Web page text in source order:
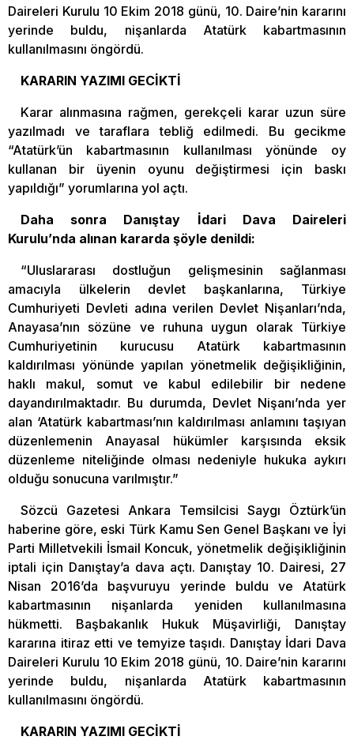
Daireleri Kurulu 10 Ekim 2018 günü, 10. Daire’nin kararını
yerinde buldu, nişanlarda Atatürk kabartmasının
kullanılmasını öngördü.
KARARIN YAZIMI GECİKTİ
Karar alınmasına rağmen, gerekçeli karar uzun süre
yazılmadı ve taraflara tebliğ edilmedi. Bu gecikme
“Atatürk’ün kabartmasının kullanılması yönünde oy
kullanan bir üyenin oyunu değiştirmesi için baskı
yapıldığı” yorumlarına yol açtı.
​Daha sonra Danıştay İdari Dava Daireleri
Kurulu’nda alınan kararda şöyle denildi:
“Uluslararası dostluğun gelişmesinin sağlanması
amacıyla ülkelerin devlet başkanlarına, Türkiye
Cumhuriyeti Devleti adına verilen Devlet Nişanları’nda,
Anayasa’nın sözüne ve ruhuna uygun olarak Türkiye
Cumhuriyetinin kurucusu Atatürk kabartmasının
kaldırılması yönünde yapılan yönetmelik değişikliğinin,
haklı makul, somut ve kabul edilebilir bir nedene
dayandırılmaktadır. Bu durumda, Devlet Nişanı’nda yer
alan ‘Atatürk kabartması’nın kaldırılması anlamını taşıyan
düzenlemenin Anayasal hükümler karşısında eksik
düzenleme niteliğinde olması nedeniyle hukuka aykırı
olduğu sonucuna varılmıştır.”
Sözcü Gazetesi Ankara Temsilcisi Saygı Öztürk’ün
haberine göre, eski Türk Kamu Sen Genel Başkanı ve İyi
Parti Milletvekili İsmail Koncuk, yönetmelik değişikliğinin
iptali için Danıştay’a dava açtı. Danıştay 10. Dairesi, 27
Nisan 2016’da başvuruyu yerinde buldu ve Atatürk
kabartmasının nişanlarda yeniden kullanılmasına
hükmetti. Başbakanlık Hukuk Müşavirliği, Danıştay
kararına itiraz etti ve temyize taşıdı. Danıştay İdari Dava
Daireleri Kurulu 10 Ekim 2018 günü, 10. Daire’nin kararını
yerinde buldu, nişanlarda Atatürk kabartmasının
kullanılmasını öngördü.
KARARIN YAZIMI GECİKTİ